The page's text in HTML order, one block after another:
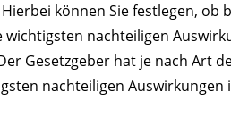
können Sie festlegen,
nachteiligen
Gesetzgeber hat je nach Art
nachteiligen